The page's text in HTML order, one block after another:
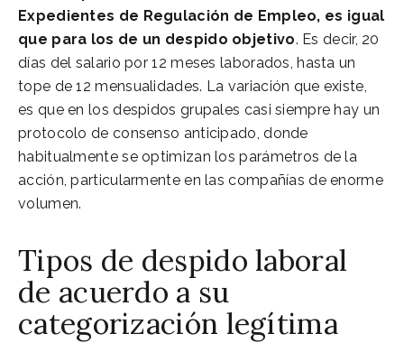
Expedientes de Regulación de Empleo, es igual
que para los de un despido objetivo. Es decir, 20
días del salario por 12 meses laborados, hasta un
tope de 12 mensualidades. La variación que existe,
es que en los despidos grupales casi siempre hay un
protocolo de consenso anticipado, donde
habitualmente se optimizan los parámetros de la
acción, particularmente en las compañías de enorme
volumen.
Tipos de despido laboral
de acuerdo a su
categorización legítima